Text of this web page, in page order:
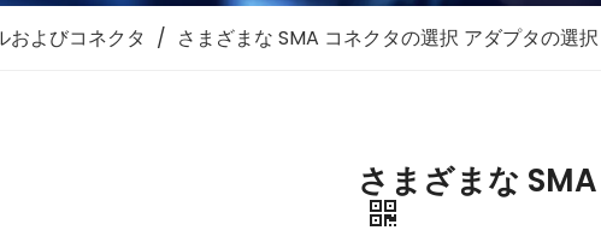
およびコネクタ / さまざまな SMA コネクタの選択 アダプタの選択
さまざまな